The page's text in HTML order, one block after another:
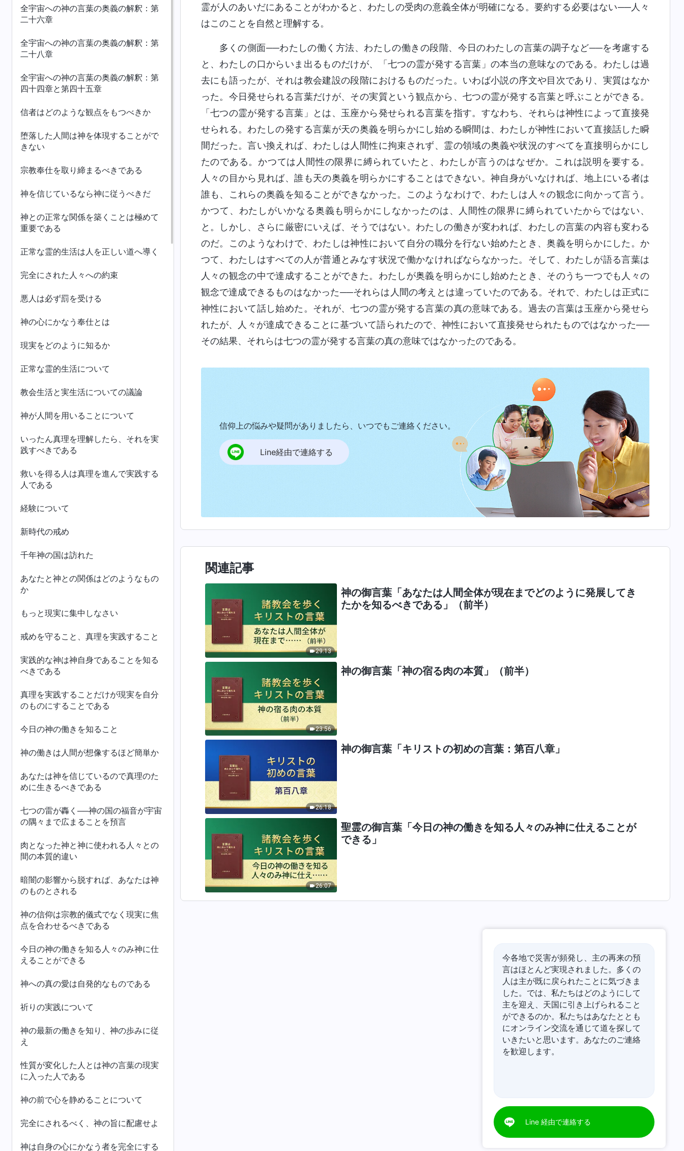
全宇宙への神の言葉の奥義の解釈：第
二十六章
全宇宙への神の言葉の奥義の解釈：第
二十八章
全宇宙への神の言葉の奥義の解釈：第
四十四章と第四十五章
信者はどのような観点をもつべきか
堕落した人間は神を体現することがで
きない
宗教奉仕を取り締まるべきである
神を信じているなら神に従うべきだ
神との正常な関係を築くことは極めて
重要である
正常な霊的生活は人を正しい道へ導く
完全にされた人々への約束
悪人は必ず罰を受ける
神の心にかなう奉仕とは
現実をどのように知るか
正常な霊的生活について
教会生活と実生活についての議論
神が人間を用いることについて
いったん真理を理解したら、それを実
践すべきである
救いを得る人は真理を進んで実践する
人である
経験について
新時代の戒め
千年神の国は訪れた
あなたと神との関係はどのようなもの
か
もっと現実に集中しなさい
戒めを守ること、真理を実践すること
実践的な神は神自身であることを知る
べきである
真理を実践することだけが現実を自分
のものにすることである
今日の神の働きを知ること
神の働きは人間が想像するほど簡単か
あなたは神を信じているので真理のた
めに生きるべきである
七つの雷が轟く──神の国の福音が宇宙
の隅々まで広まることを預言
肉となった神と神に使われる人々との
間の本質的違い
暗闇の影響から脱すれば、あなたは神
のものとされる
神の信仰は宗教的儀式でなく現実に焦
点を合わせるべきである
今日の神の働きを知る人々のみ神に仕
えることができる
神への真の愛は自発的なものである
祈りの実践について
神の最新の働きを知り、神の歩みに従
え
性質が変化した人とは神の言葉の現実
に入った人である
神の前で心を静めることについて
完全にされるべく、神の旨に配慮せよ
神は自身の心にかなう者を完全にする
霊が人のあいだにあることがわかると、わたしの受肉の意義全体が明確になる。要約する必要はない──人々
はこのことを自然と理解する。
多くの側面──わたしの働く方法、わたしの働きの段階、今日のわたしの言葉の調子など──を考慮する
と、わたしの口からいま出るものだけが、「七つの霊が発する言葉」の本当の意味なのである。わたしは過
去にも語ったが、それは教会建設の段階におけるものだった。いわば小説の序文や目次であり、実質はなか
った。今日発せられる言葉だけが、その実質という観点から、七つの霊が発する言葉と呼ぶことができる。
「七つの霊が発する言葉」とは、玉座から発せられる言葉を指す。すなわち、それらは神性によって直接発
せられる。わたしの発する言葉が天の奥義を明らかにし始める瞬間は、わたしが神性において直接話した瞬
間だった。言い換えれば、わたしは人間性に拘束されず、霊の領域の奥義や状況のすべてを直接明らかにし
たのである。かつては人間性の限界に縛られていたと、わたしが言うのはなぜか。これは説明を要する。
人々の目から見れば、誰も天の奥義を明らかにすることはできない。神自身がいなければ、地上にいる者は
誰も、これらの奥義を知ることができなかった。このようなわけで、わたしは人々の観念に向かって言う。
かつて、わたしがいかなる奥義も明らかにしなかったのは、人間性の限界に縛られていたからではない、
と。しかし、さらに厳密にいえば、そうではない。わたしの働きが変われば、わたしの言葉の内容も変わる
のだ。このようなわけで、わたしは神性において自分の職分を行ない始めたとき、奥義を明らかにした。か
つて、わたしはすべての人が普通とみなす状況で働かなければならなかった。そして、わたしが語る言葉は
人々の観念の中で達成することができた。わたしが奥義を明らかにし始めたとき、そのうち一つでも人々の
観念で達成できるものはなかった──それらは人間の考えとは違っていたのである。それで、わたしは正式に
神性において話し始めた。それが、七つの霊が発する言葉の真の意味である。過去の言葉は玉座から発せら
れたが、人々が達成できることに基づいて語られたので、神性において直接発せられたものではなかった──
その結果、それらは七つの霊が発する言葉の真の意味ではなかったのである。
信仰上の悩みや疑問がありましたら、いつでもご連絡ください。
Line経由で連絡する
関連記事
29:13
神の御言葉「あなたは人間全体が現在までどのように発展してき
たかを知るべきである」（前半）
23:56
神の御言葉「神の宿る肉の本質」（前半）
26:18
神の御言葉「キリストの初めの言葉：第百八章」
26:07
聖霊の御言葉「今日の神の働きを知る人々のみ神に仕えることが
できる」
今各地で災害が頻発し、主の再来の預
言はほとんど実現されました。多くの
人は主が既に戻られたことに気づきま
した。では、私たちはどのようにして
主を迎え、天国に引き上げられること
ができるのか。私たちはあなたととも
にオンライン交流を通じて道を探して
いきたいと思います。あなたのご連絡
を歓迎します。
Line 経由で連絡する